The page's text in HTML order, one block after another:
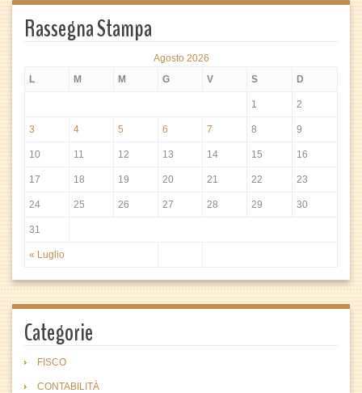
Rassegna Stampa
Agosto 2026
L
M M G V S D
« Luglio
1 2
3 4 5 6 7 8 9
10 11 12 13 14 15 16
17 18 19 20 21 22 23
24 25 26 27 28 29 30
31
Categorie
FISCO
CONTABILITÀ